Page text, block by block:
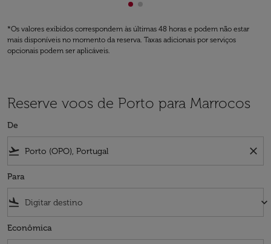
Mostrando de cmp-
Mostrando de cmp-
*Os valores exibidos correspondem às últimas 48 horas e podem não estar
mais disponíveis no momento da reserva. Taxas adicionais por serviços
opcionais podem ser aplicáveis.
Reserve voos de Porto para Marrocos
De
flight_takeoff close
Para
flight_land keyboard_arrow_down
Econômica